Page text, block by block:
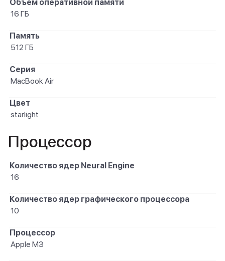
Объем оперативной памяти
16 ГБ
Память
512 ГБ
Серия
MacBook Air
Цвет
starlight
Процессор
Количество ядер Neural Engine
16
Количество ядер графического процессора
10
Процессор
Apple M3